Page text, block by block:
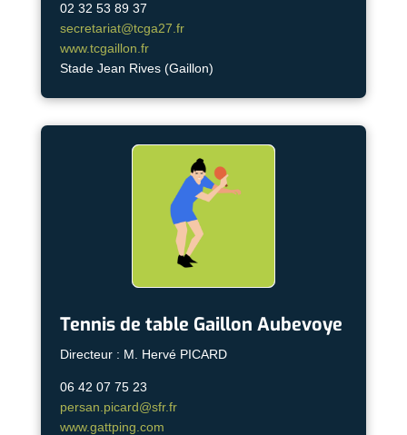
02 32 53 89 37
secretariat@tcga27.fr
www.tcgaillon.fr
Stade Jean Rives (Gaillon)
Tennis de table Gaillon Aubevoye
Directeur : M. Hervé PICARD
06 42 07 75 23
persan.picard@sfr.fr
www.gattping.com